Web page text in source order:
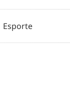
Esporte